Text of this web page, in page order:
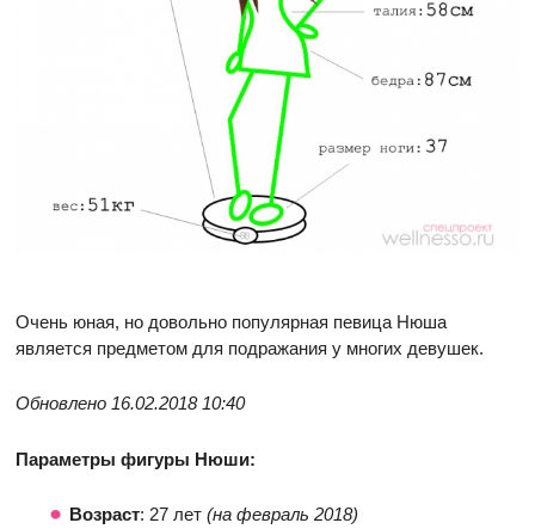
Очень юная, но довольно популярная певица Нюша
является предметом для подражания у многих девушек.
Обновлено 16.02.2018 10:40
Параметры фигуры Нюши:
Возраст: 27 лет(на февраль 2018)